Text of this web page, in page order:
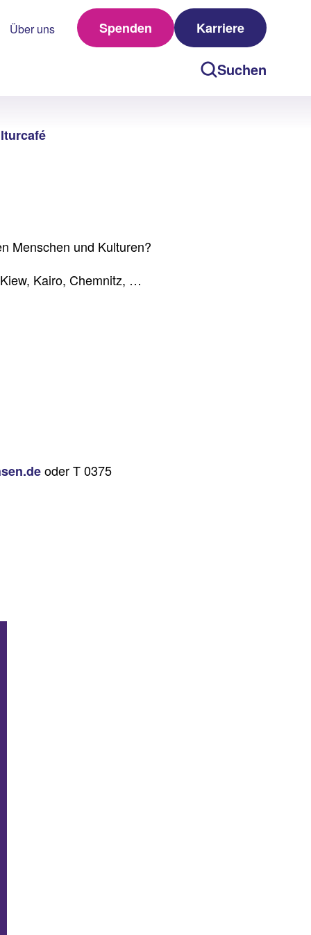
Suchen
Über uns Spenden Karriere
Menschen und Kulturen?
Kairo, Chemnitz, …
oder T 0375